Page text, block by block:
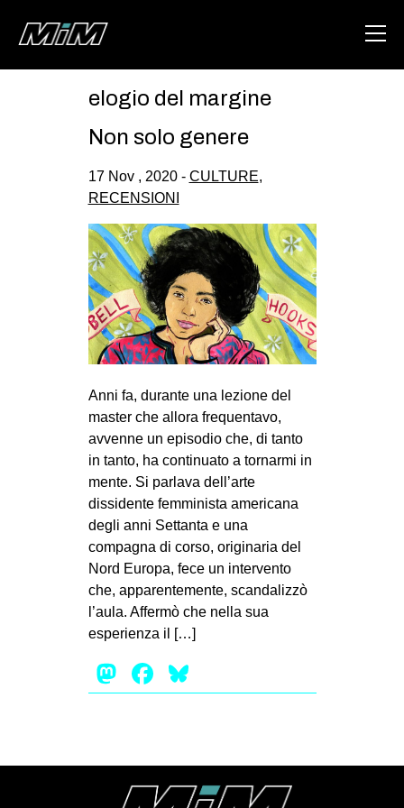
ABOUT
DEGENERAZIONE
GAZA FREESTYLE
CSOA LAMBRETTA
MSM
STUDENTI TSUNAMI
MILANO
MOBILITAZIONI
SPAZI
SPORT POPOLARE
MOVIMENTI
AMBIENTE
ANTIFASCISMO
DIRITTO ALL’ABITARE
GENERI
MIGRAZIONI
STUDENTI
elogio del margine
Non solo genere
17 Nov , 2020 - CULTURE,
RECENSIONI
Anni fa, durante una lezione del
master che allora frequentavo,
avvenne un episodio che, di tanto
in tanto, ha continuato a tornarmi in
mente. Si parlava dell’arte
dissidente femminista americana
degli anni Settanta e una
compagna di corso, originaria del
Nord Europa, fece un intervento
che, apparentemente, scandalizzò
l’aula. Affermò che nella sua
esperienza il […]
Mastodon
Facebook